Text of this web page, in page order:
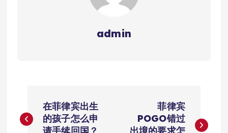
admin
章
在菲律宾出生
的孩子怎么申
菲律宾
POGO错过